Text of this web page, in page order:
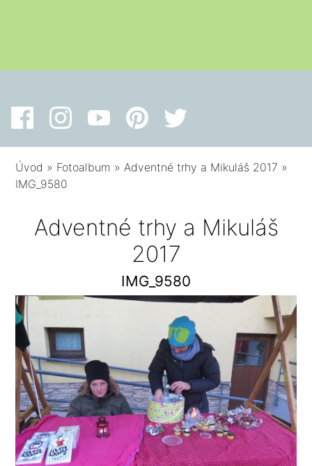
Úvod » Fotoalbum »Adventné trhy a Mikuláš 2017 »
IMG_9580
Adventné trhy a Mikuláš
2017
IMG_9580